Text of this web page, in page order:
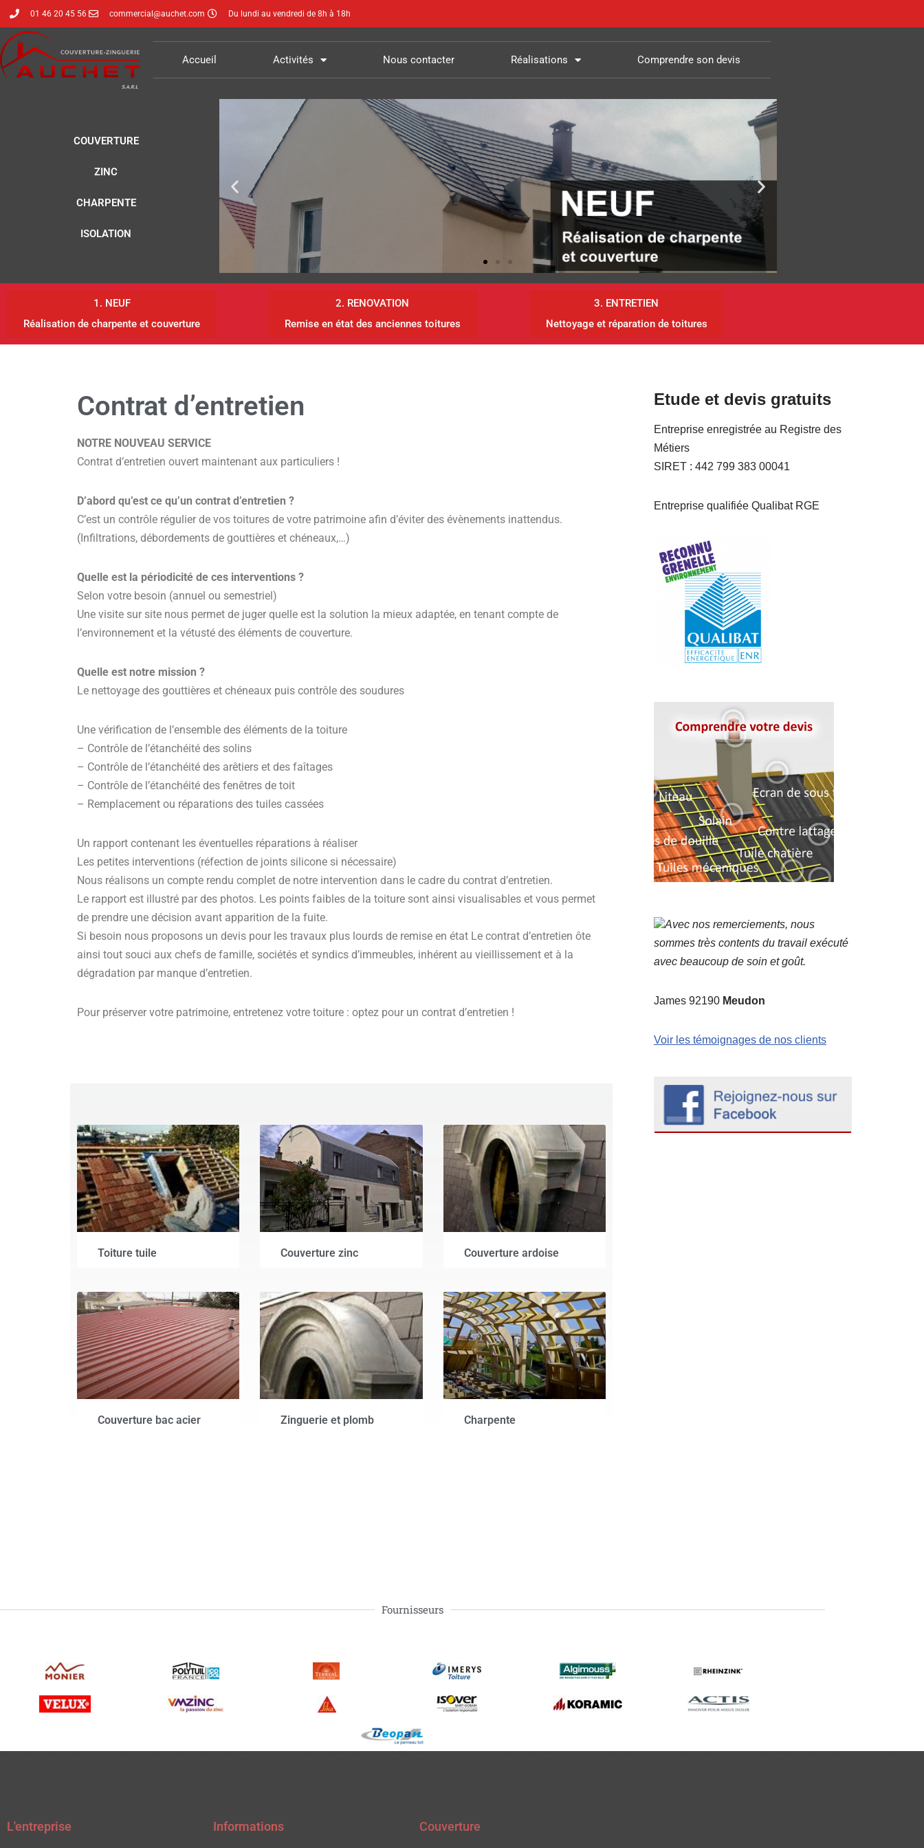
Aller
au
contenu
01 46 20 45 56 commercial@auchet.com Du lundi au vendredi de 8h à 18h
Accueil Activités Nous contacter Réalisations Comprendre son devis
COUVERTURE
ZINC
CHARPENTE
ISOLATION
1. NEUF
Réalisation de charpente et couverture
2. RENOVATION
Remise en état des anciennes toitures
3. ENTRETIEN
Nettoyage et réparation de toitures
Contrat d’entretien
NOTRE NOUVEAU SERVICE
Contrat d’entretien ouvert maintenant aux particuliers !
D’abord qu’est ce qu’un contrat d’entretien ?
C’est un contrôle régulier de vos toitures de votre patrimoine afin d’éviter des évènements inattendus.
(Infiltrations, débordements de gouttières et chéneaux,…)
Quelle est la périodicité de ces interventions ?
Selon votre besoin (annuel ou semestriel)
Une visite sur site nous permet de juger quelle est la solution la mieux adaptée, en tenant compte de
l’environnement et la vétusté des éléments de couverture.
Quelle est notre mission ?
Le nettoyage des gouttières et chéneaux puis contrôle des soudures
Une vérification de l’ensemble des éléments de la toiture
– Contrôle de l’étanchéité des solins
– Contrôle de l’étanchéité des arêtiers et des faîtages
– Contrôle de l’étanchéité des fenêtres de toit
– Remplacement ou réparations des tuiles cassées
Un rapport contenant les éventuelles réparations à réaliser
Les petites interventions (réfection de joints silicone si nécessaire)
Nous réalisons un compte rendu complet de notre intervention dans le cadre du contrat d’entretien.
Le rapport est illustré par des photos. Les points faibles de la toiture sont ainsi visualisables et vous permet
de prendre une décision avant apparition de la fuite.
Si besoin nous proposons un devis pour les travaux plus lourds de remise en état Le contrat d’entretien ôte
ainsi tout souci aux chefs de famille, sociétés et syndics d’immeubles, inhérent au vieillissement et à la
dégradation par manque d’entretien.
Pour préserver votre patrimoine, entretenez votre toiture : optez pour un contrat d’entretien !
Toiture tuile Couverture zinc Couverture ardoise
Couverture bac acier Zinguerie et plomb Charpente
Etude et devis gratuits
Entreprise enregistrée au Registre des
Métiers
SIRET : 442 799 383 00041
Entreprise qualifiée Qualibat RGE
Avec nos remerciements, nous
sommes très contents du travail exécuté
avec beaucoup de soin et goût.
James 92190 Meudon
Voir les témoignages de nos clients
Fournisseurs
L'entreprise Informations Couverture